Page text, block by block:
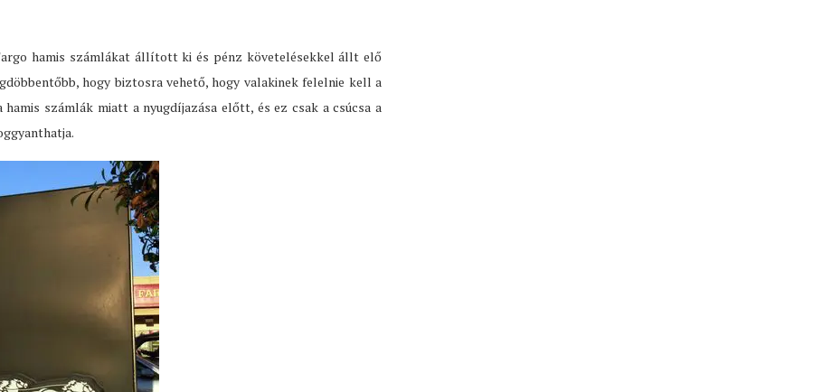
hamis számlákat állított ki és pénz követelésekkel állt elő
hogy biztosra vehető, hogy valakinek felelnie kell a
számlák miatt a nyugdíjazása előtt, és ez csak a csúcsa a